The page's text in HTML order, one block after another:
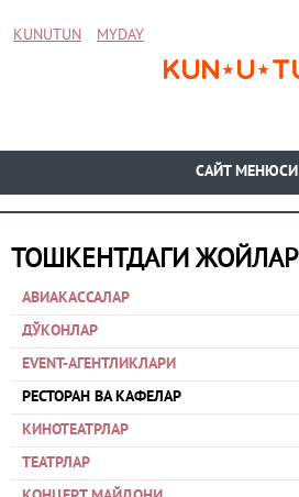
KUNUTUN MYDAY
CАЙТ МЕНЮСИ
ТОШКЕНТДАГИ ЖОЙЛАР
АВИАКАССАЛАР
ДЎКОНЛАР
EVENT-АГЕНТЛИКЛАРИ
РЕСТОРАН ВА КАФЕЛАР
КИНОТЕАТРЛАР
ТЕАТРЛАР